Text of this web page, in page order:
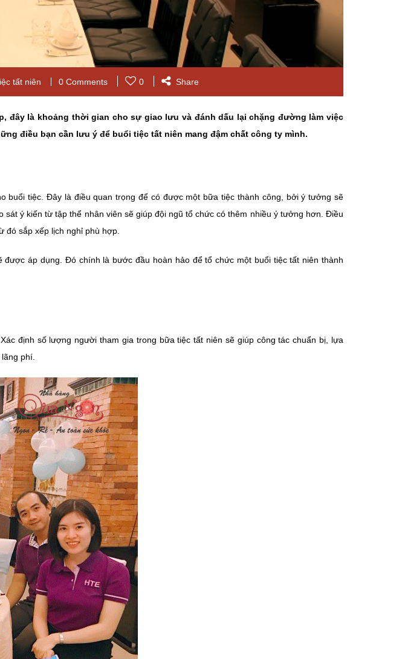
tất niên 0 Comments 0 Share
là khoảng thời gian cho sự giao lưu và đánh dấu lại chặng đường làm việc
điều bạn cần lưu ý để buổi tiệc tất niên mang đậm chất công ty mình.
buổi tiệc. Đây là điều quan trọng để có được một bữa tiệc thành công, bởi ý tưởng sẽ
ý kiến từ tập thể nhân viên sẽ giúp đội ngũ tổ chức có thêm nhiều ý tưởng hơn. Điều
đó sắp xếp lịch nghỉ phù hợp.
áp dụng. Đó chính là bước đầu hoàn hảo để tổ chức một buổi tiệc tất niên thành
định số lượng người tham gia trong bữa tiệc tất niên sẽ giúp công tác chuẩn bị, lựa
phí.